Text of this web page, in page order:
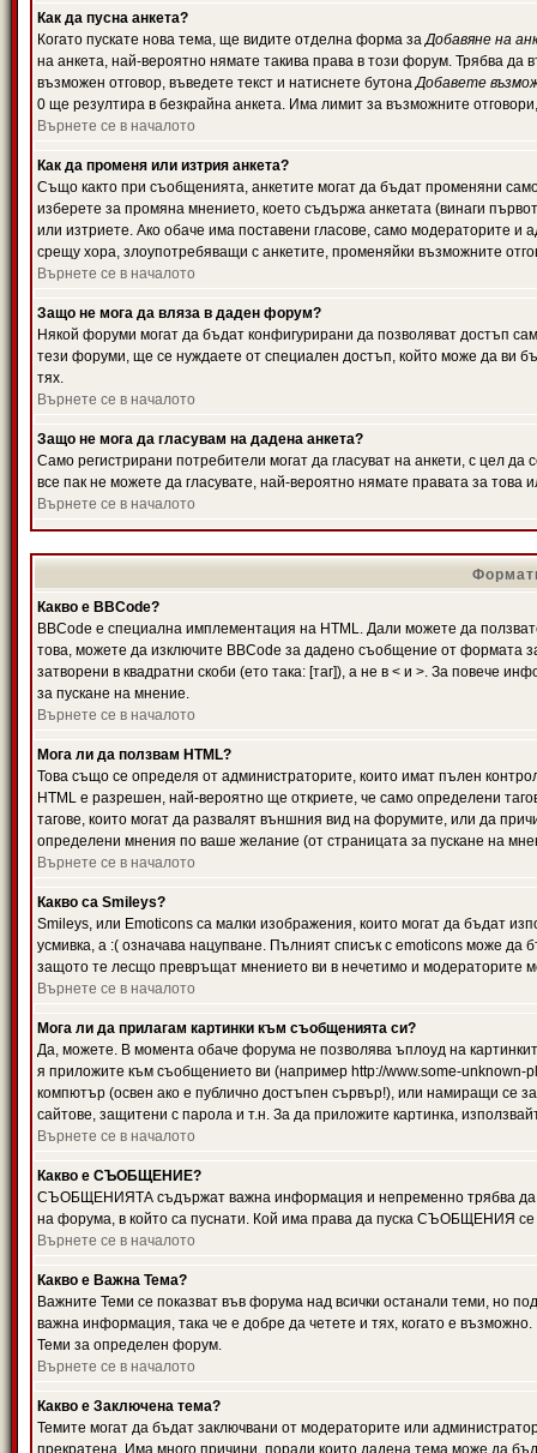
Как да пусна анкета?
Когато пускате нова тема, ще видите отделна форма заДобавяне на
на анкета, най-вероятно нямате такива права в този форум. Трябва да
възможен отговор, въведете текст и натиснете бутонаДобавете
0 ще резултира в безкрайна анкета. Има лимит за възможните
Върнете се в началото
Как да променя или изтрия анкета?
Също както при съобщенията, анкетите могат да бъдат променяни
изберете за промяна мнението, което съдържа анкетата (винаги
или изтриете. Ако обаче има поставени гласове, само модераторите и
срещу хора, злоупотребяващи с анкетите, променяйки възможните
Върнете се в началото
Защо не мога да вляза в даден форум?
Някой форуми могат да бъдат конфигурирани да позволяват достъп
тези форуми, ще се нуждаете от специален достъп, който може да ви
тях.
Върнете се в началото
Защо не мога да гласувам на дадена анкета?
Само регистрирани потребители могат да гласуват на анкети, с цел
все пак не можете да гласувате, най-вероятно нямате правата за това
Върнете се в началото
Какво е BBCode?
BBCode е специална имплементация на HTML. Дали можете да
това, можете да изключите BBCode за дадено съобщение от формата
затворени в квадратни скоби (ето така: [таг]), а не в < и >. За повече
за пускане на мнение.
Върнете се в началото
Мога ли да ползвам HTML?
Това също се определя от администраторите, които имат пълен
HTML е разрешен, най-вероятно ще откриете, че само определени
тагове, които могат да развалят външния вид на форумите, или да
определени мнения по ваше желание (от страницата за пускане на
Върнете се в началото
Какво са Smileys?
Smileys, или Emoticons са малки изображения, които могат да бъдат
усмивка, а :( означава нацупване. Пълният списък с emoticons може да
защото те лесщо превръщат мнението ви в нечетимо и модераторите
Върнете се в началото
Мога ли да прилагам картинки към съобщенията си?
Да, можете. В момента обаче форума не позволява ъплоуд на
я приложите към съобщението ви (например http://www.some-
компютър (освен ако е публично достъпен сървър!), или намиращи се
сайтове, защитени с парола и т.н. За да приложите картинка,
Върнете се в началото
Какво е СЪОБЩЕНИЕ?
СЪОБЩЕНИЯТА съдържат важна информация и непременно трябва да
на форума, в който са пуснати. Кой има права да пуска СЪОБЩЕНИЯ се
Върнете се в началото
Какво е Важна Тема?
Важните Теми се показват във форума над всички останали теми,
важна информация, така че е добре да четете и тях, когато е
Теми за определен форум.
Върнете се в началото
Какво е Заключена тема?
Темите могат да бъдат заключвани от модераторите или
прекратена. Има много причини, поради които дадена тема може да